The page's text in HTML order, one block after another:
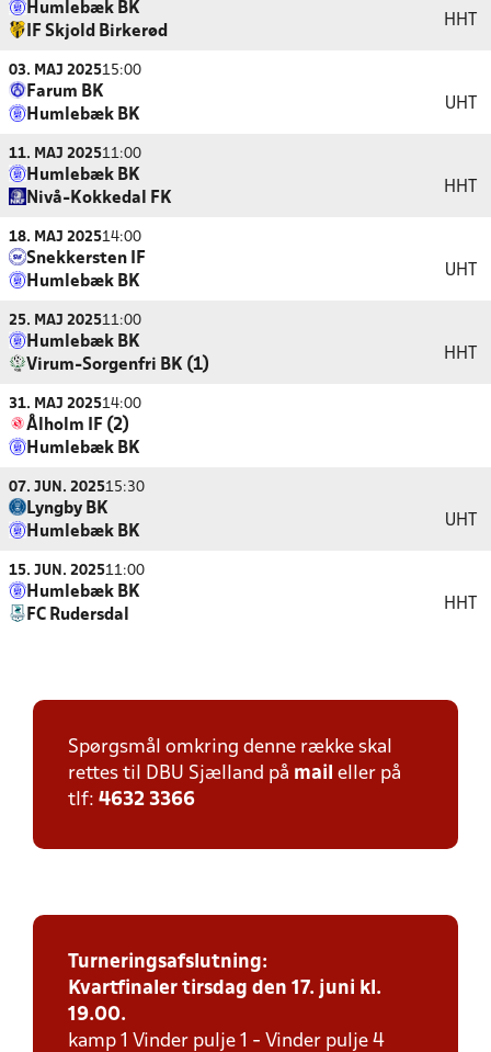
Humlebæk BK
IF Skjold Birkerød
HHT
03. MAJ 202515:00
Farum BK
Humlebæk BK
UHT
11. MAJ 202511:00
Humlebæk BK
Nivå-Kokkedal FK
HHT
18. MAJ 202514:00
Snekkersten IF
Humlebæk BK
UHT
25. MAJ 202511:00
Humlebæk BK
Virum-Sorgenfri BK (1)
HHT
31. MAJ 202514:00
Ålholm IF (2)
Humlebæk BK
07. JUN. 202515:30
Lyngby BK
Humlebæk BK
UHT
15. JUN. 202511:00
Humlebæk BK
FC Rudersdal
HHT
Spørgsmål omkring denne række skal
rettes til DBU Sjælland på mail eller på
tlf: 4632 3366
Turneringsafslutning:
Kvartfinaler tirsdag den 17. juni kl.
19.00.
kamp 1 Vinder pulje 1 - Vinder pulje 4